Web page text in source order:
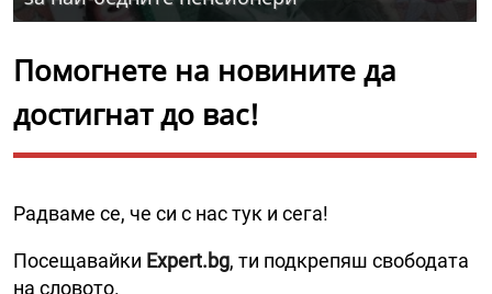
Помогнете на новините да
достигнат до вас!
Радваме се, че си с нас тук и сега!
Посещавайки Expert.bg, ти подкрепяш свободата
на словото.